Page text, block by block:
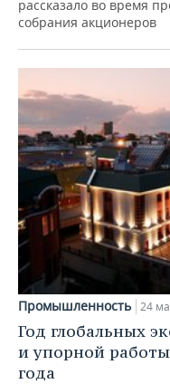
рассказало во время
собрания акционеров
Промышленность 24
Год глобальных
и упорной
года